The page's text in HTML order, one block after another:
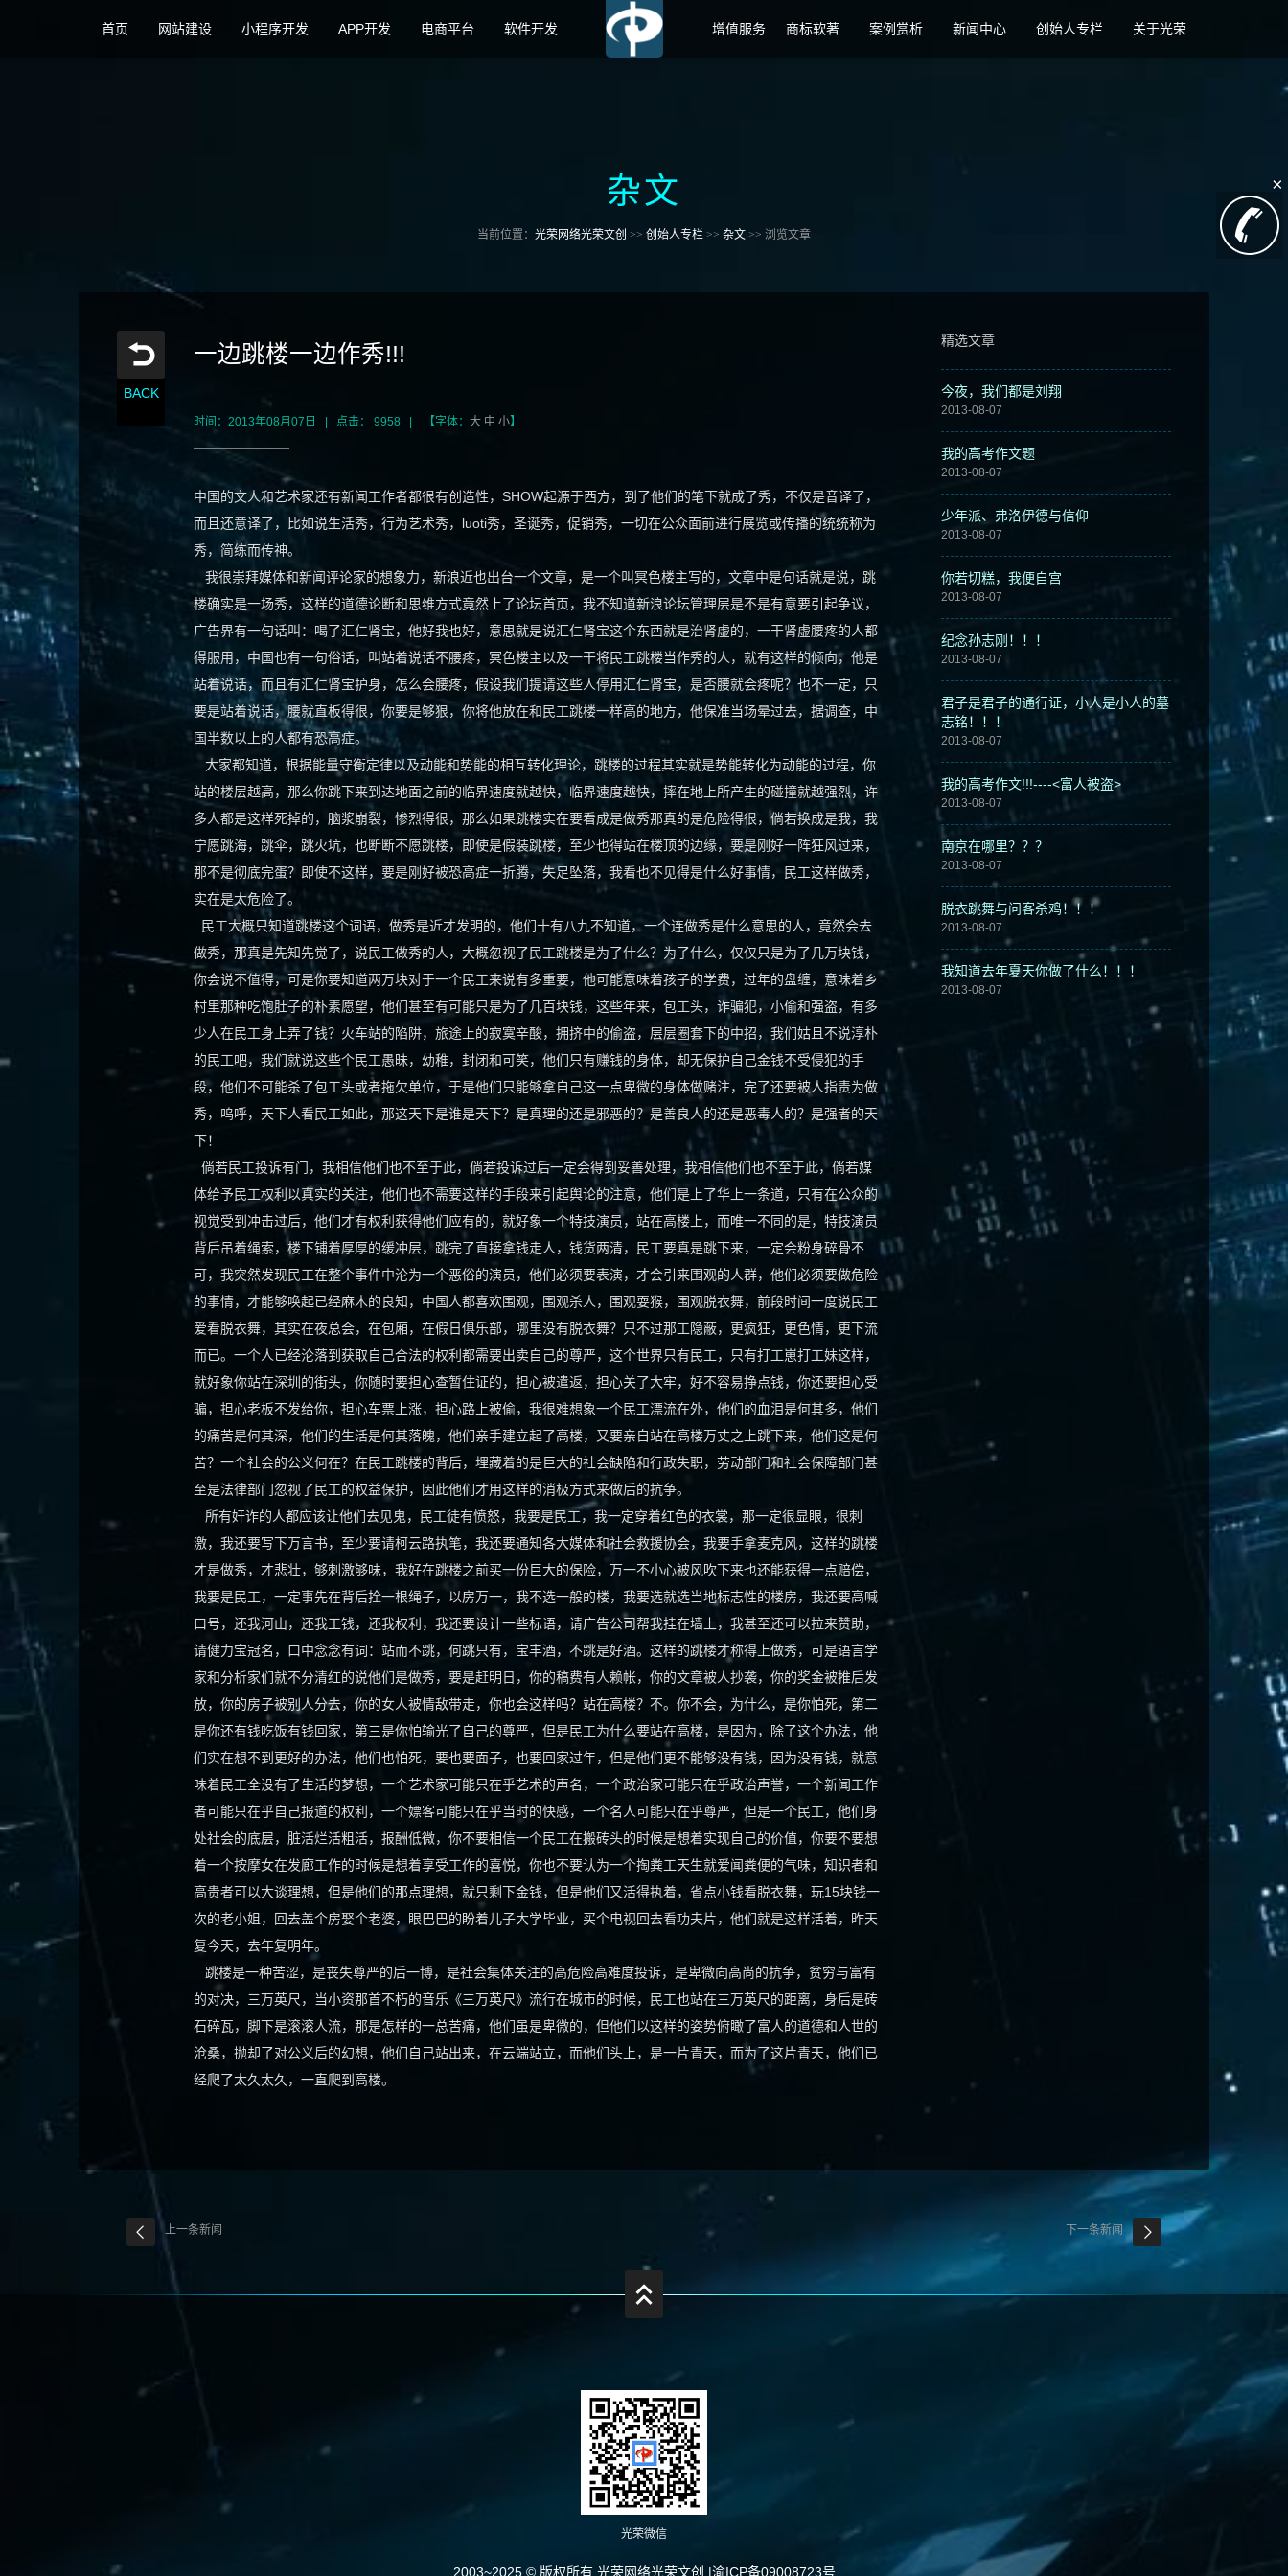
首页 网站建设 小程序开发 APP开发 电商平台 软件开发 增值服务 商标软著 案例赏析 新闻中心 创始人专栏 关于光荣
杂文
当前位置： 光荣网络光荣文创 >> 创始人专栏 >> 杂文 >> 浏览文章
BACK
一边跳楼一边作秀!!!
时间：2013年08月07日 | 点击： 9958 | 【字体： 大 中 小】
中国的文人和艺术家还有新闻工作者都很有创造性，SHOW起源于西方，到了他们的笔下就成了秀，不仅是音译了，
而且还意译了，比如说生活秀，行为艺术秀，luoti秀，圣诞秀，促销秀，一切在公众面前进行展览或传播的统统称为
秀，简练而传神。
我很崇拜媒体和新闻评论家的想象力，新浪近也出台一个文章，是一个叫冥色楼主写的，文章中是句话就是说，跳
楼确实是一场秀，这样的道德论断和思维方式竟然上了论坛首页，我不知道新浪论坛管理层是不是有意要引起争议，
广告界有一句话叫：喝了汇仁肾宝，他好我也好，意思就是说汇仁肾宝这个东西就是治肾虚的，一干肾虚腰疼的人都
得服用，中国也有一句俗话，叫站着说话不腰疼，冥色楼主以及一干将民工跳楼当作秀的人，就有这样的倾向，他是
站着说话，而且有汇仁肾宝护身，怎么会腰疼，假设我们提请这些人停用汇仁肾宝，是否腰就会疼呢？也不一定，只
要是站着说话，腰就直板得很，你要是够狠，你将他放在和民工跳楼一样高的地方，他保准当场晕过去，据调查，中
国半数以上的人都有恐高症。
大家都知道，根据能量守衡定律以及动能和势能的相互转化理论，跳楼的过程其实就是势能转化为动能的过程，你
站的楼层越高，那么你跳下来到达地面之前的临界速度就越快，临界速度越快，摔在地上所产生的碰撞就越强烈，许
多人都是这样死掉的，脑浆崩裂，惨烈得很，那么如果跳楼实在要看成是做秀那真的是危险得很，倘若换成是我，我
宁愿跳海，跳伞，跳火坑，也断断不愿跳楼，即使是假装跳楼，至少也得站在楼顶的边缘，要是刚好一阵狂风过来，
那不是彻底完蛋？即使不这样，要是刚好被恐高症一折腾，失足坠落，我看也不见得是什么好事情，民工这样做秀，
实在是太危险了。
民工大概只知道跳楼这个词语，做秀是近才发明的，他们十有八九不知道，一个连做秀是什么意思的人，竟然会去
做秀，那真是先知先觉了，说民工做秀的人，大概忽视了民工跳楼是为了什么？为了什么，仅仅只是为了几万块钱，
你会说不值得，可是你要知道两万块对于一个民工来说有多重要，他可能意味着孩子的学费，过年的盘缠，意味着乡
村里那种吃饱肚子的朴素愿望，他们甚至有可能只是为了几百块钱，这些年来，包工头，诈骗犯，小偷和强盗，有多
少人在民工身上弄了钱？火车站的陷阱，旅途上的寂寞辛酸，拥挤中的偷盗，层层圈套下的中招，我们姑且不说淳朴
的民工吧，我们就说这些个民工愚昧，幼稚，封闭和可笑，他们只有赚钱的身体，却无保护自己金钱不受侵犯的手
段，他们不可能杀了包工头或者拖欠单位，于是他们只能够拿自己这一点卑微的身体做赌注，完了还要被人指责为做
秀，呜呼，天下人看民工如此，那这天下是谁是天下？是真理的还是邪恶的？是善良人的还是恶毒人的？是强者的天
下！
倘若民工投诉有门，我相信他们也不至于此，倘若投诉过后一定会得到妥善处理，我相信他们也不至于此，倘若媒
体给予民工权利以真实的关注，他们也不需要这样的手段来引起舆论的注意，他们是上了华上一条道，只有在公众的
视觉受到冲击过后，他们才有权利获得他们应有的，就好象一个特技演员，站在高楼上，而唯一不同的是，特技演员
背后吊着绳索，楼下铺着厚厚的缓冲层，跳完了直接拿钱走人，钱货两清，民工要真是跳下来，一定会粉身碎骨不
可，我突然发现民工在整个事件中沦为一个恶俗的演员，他们必须要表演，才会引来围观的人群，他们必须要做危险
的事情，才能够唤起已经麻木的良知，中国人都喜欢围观，围观杀人，围观耍猴，围观脱衣舞，前段时间一度说民工
爱看脱衣舞，其实在夜总会，在包厢，在假日俱乐部，哪里没有脱衣舞？只不过那工隐蔽，更疯狂，更色情，更下流
而已。一个人已经沦落到获取自己合法的权利都需要出卖自己的尊严，这个世界只有民工，只有打工崽打工妹这样，
就好象你站在深圳的街头，你随时要担心查暂住证的，担心被遣返，担心关了大牢，好不容易挣点钱，你还要担心受
骗，担心老板不发给你，担心车票上涨，担心路上被偷，我很难想象一个民工漂流在外，他们的血泪是何其多，他们
的痛苦是何其深，他们的生活是何其落魄，他们亲手建立起了高楼，又要亲自站在高楼万丈之上跳下来，他们这是何
苦？一个社会的公义何在？在民工跳楼的背后，埋藏着的是巨大的社会缺陷和行政失职，劳动部门和社会保障部门甚
至是法律部门忽视了民工的权益保护，因此他们才用这样的消极方式来做后的抗争。
所有奸诈的人都应该让他们去见鬼，民工徒有愤怒，我要是民工，我一定穿着红色的衣裳，那一定很显眼，很刺
激，我还要写下万言书，至少要请柯云路执笔，我还要通知各大媒体和社会救援协会，我要手拿麦克风，这样的跳楼
才是做秀，才悲壮，够刺激够味，我好在跳楼之前买一份巨大的保险，万一不小心被风吹下来也还能获得一点赔偿，
我要是民工，一定事先在背后拴一根绳子，以房万一，我不选一般的楼，我要选就选当地标志性的楼房，我还要高喊
口号，还我河山，还我工钱，还我权利，我还要设计一些标语，请广告公司帮我挂在墙上，我甚至还可以拉来赞助，
请健力宝冠名，口中念念有词：站而不跳，何跳只有，宝丰酒，不跳是好酒。这样的跳楼才称得上做秀，可是语言学
家和分析家们就不分清红的说他们是做秀，要是赶明日，你的稿费有人赖帐，你的文章被人抄袭，你的奖金被推后发
放，你的房子被别人分去，你的女人被情敌带走，你也会这样吗？站在高楼？不。你不会，为什么，是你怕死，第二
是你还有钱吃饭有钱回家，第三是你怕输光了自己的尊严，但是民工为什么要站在高楼，是因为，除了这个办法，他
们实在想不到更好的办法，他们也怕死，要也要面子，也要回家过年，但是他们更不能够没有钱，因为没有钱，就意
味着民工全没有了生活的梦想，一个艺术家可能只在乎艺术的声名，一个政治家可能只在乎政治声誉，一个新闻工作
者可能只在乎自己报道的权利，一个嫖客可能只在乎当时的快感，一个名人可能只在乎尊严，但是一个民工，他们身
处社会的底层，脏活烂活粗活，报酬低微，你不要相信一个民工在搬砖头的时候是想着实现自己的价值，你要不要想
着一个按摩女在发廊工作的时候是想着享受工作的喜悦，你也不要认为一个掏粪工天生就爱闻粪便的气味，知识者和
高贵者可以大谈理想，但是他们的那点理想，就只剩下金钱，但是他们又活得执着，省点小钱看脱衣舞，玩15块钱一
次的老小姐，回去盖个房娶个老婆，眼巴巴的盼着儿子大学毕业，买个电视回去看功夫片，他们就是这样活着，昨天
复今天，去年复明年。
跳楼是一种苦涩，是丧失尊严的后一博，是社会集体关注的高危险高难度投诉，是卑微向高尚的抗争，贫穷与富有
的对决，三万英尺，当小资那首不朽的音乐《三万英尺》流行在城市的时候，民工也站在三万英尺的距离，身后是砖
石碎瓦，脚下是滚滚人流，那是怎样的一总苦痛，他们虽是卑微的，但他们以这样的姿势俯瞰了富人的道德和人世的
沧桑，抛却了对公义后的幻想，他们自己站出来，在云端站立，而他们头上，是一片青天，而为了这片青天，他们已
经爬了太久太久，一直爬到高楼。
精选文章
今夜，我们都是刘翔
2013-08-07
我的高考作文题
2013-08-07
少年派、弗洛伊德与信仰
2013-08-07
你若切糕，我便自宫
2013-08-07
纪念孙志刚！！！
2013-08-07
君子是君子的通行证，小人是小人的墓
志铭！！！
2013-08-07
我的高考作文!!!----<富人被盗>
2013-08-07
南京在哪里？？？
2013-08-07
脱衣跳舞与问客杀鸡！！！
2013-08-07
我知道去年夏天你做了什么！！！
2013-08-07
上一条新闻 下一条新闻
×
光荣微信
2003~2025 © 版权所有 光荣网络光荣文创 |渝ICP备09008723号